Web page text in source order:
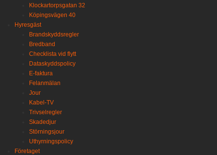
Klockartorpsgatan 32
Köpingsvägen 40
Hyresgäst
Brandskyddsregler
Bredband
Checklista vid flytt
Dataskyddspolicy
E-faktura
Felanmälan
Jour
Kabel-TV
Trivselregler
Skadedjur
Störningsjour
Uthyrningspolicy
Företaget